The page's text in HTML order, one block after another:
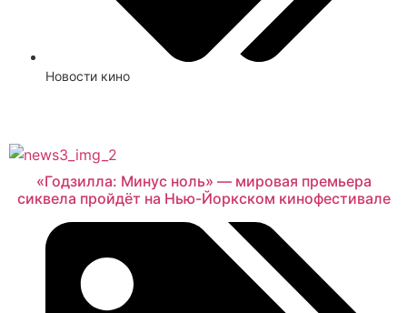
Новости кино
«Годзилла: Минус ноль» — мировая премьера
сиквела пройдёт на Нью-Йоркском кинофестивале